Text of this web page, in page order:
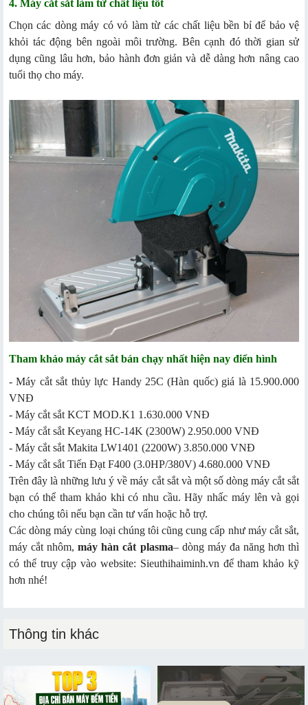
4. Máy cắt sắt làm từ chất liệu tốt
Chọn các dòng máy có vỏ làm từ các chất liệu bền bỉ để bảo vệ
khỏi tác động bên ngoài môi trường. Bên cạnh đó thời gian sử
dụng cũng lâu hơn, bảo hành đơn giản và dễ dàng hơn nâng cao
tuổi thọ cho máy.
Tham khảo máy cắt sắt bán chạy nhất hiện nay điển hình
- Máy cắt sắt thủy lực Handy 25C (Hàn quốc) giá là 15.900.000
VNĐ
- Máy cắt sắt KCT MOD.K1 1.630.000 VNĐ
- Máy cắt sắt Keyang HC-14K (2300W) 2.950.000 VNĐ
- Máy cắt sắt Makita LW1401 (2200W) 3.850.000 VNĐ
- Máy cắt sắt Tiến Đạt F400 (3.0HP/380V) 4.680.000 VNĐ
Trên đây là những lưu ý về máy cắt sắt và một số dòng máy cắt sắt
bạn có thể tham khảo khi có nhu cầu. Hãy nhấc máy lên và gọi
cho chúng tôi nếu bạn cần tư vấn hoặc hỗ trợ.
Các dòng máy cùng loại chúng tôi cũng cung cấp như máy cắt sắt,
máy cắt nhôm,máy hàn cắt plasma– dòng máy đa năng hơn thì
có thể truy cập vào website: Sieuthihaiminh.vn để tham khảo kỹ
hơn nhé!
Thông tin khác